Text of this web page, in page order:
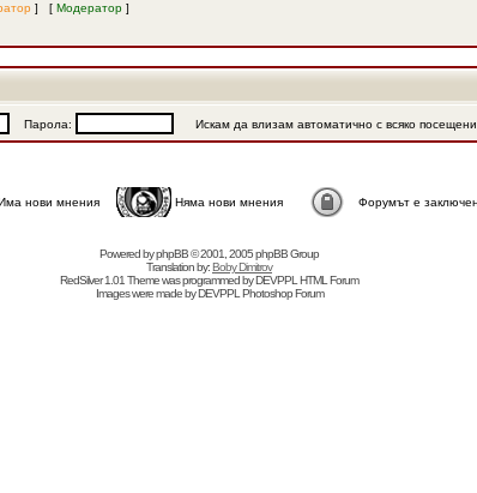
] [ Модератор ]
Парола: Искам да влизам автоматично с всяко
нови мнения Няма нови мнения Форумът е
Powered byphpBB© 2001, 2005 phpBB Group
Translation by:Boby Dimitrov
RedSilver 1.01 Theme was programmed byDEVPPL HTML Forum
Images were made byDEVPPL Photoshop Forum